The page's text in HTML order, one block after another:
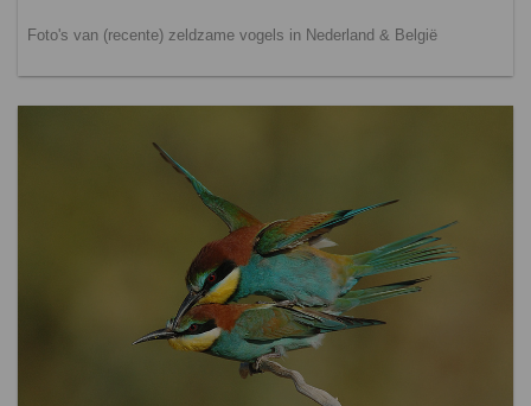
Foto's van (recente) zeldzame vogels in Nederland & België